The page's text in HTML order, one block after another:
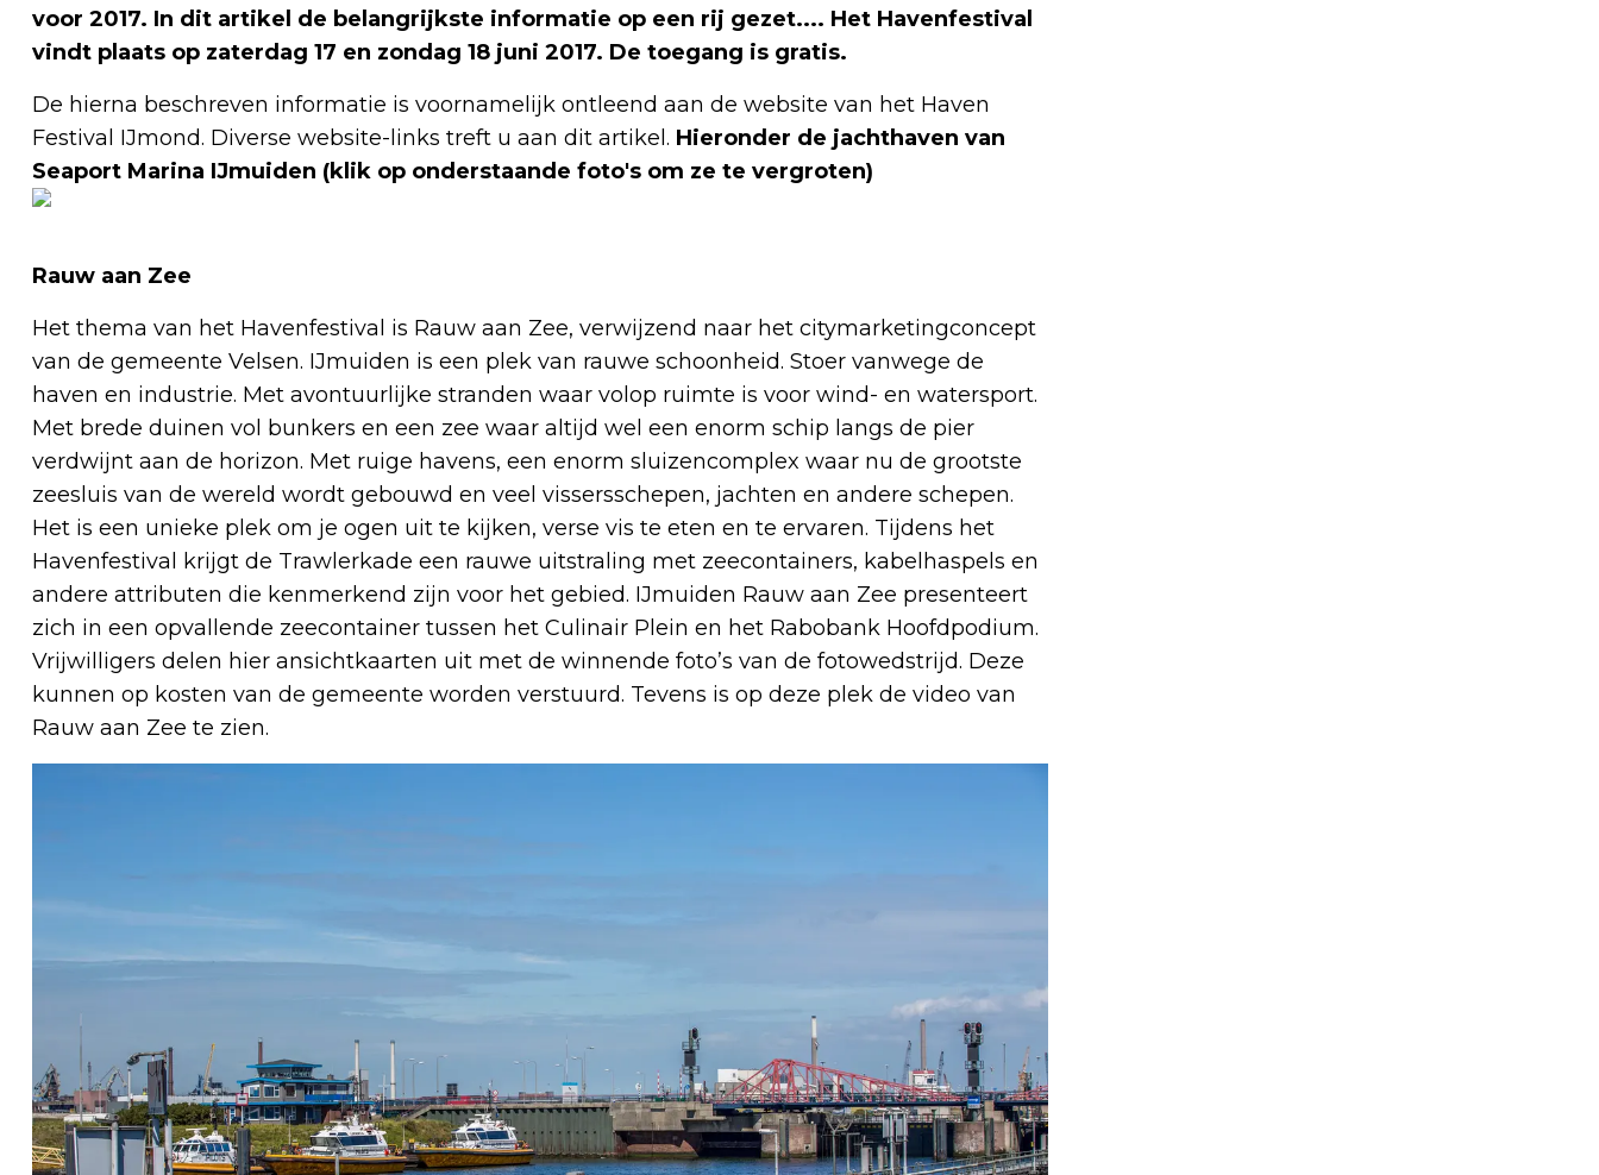
voor 2017. In dit artikel de belangrijkste informatie op een rij gezet.... Het Havenfestival
vindt plaats op zaterdag 17 en zondag 18 juni 2017. De toegang is gratis.
De hierna beschreven informatie is voornamelijk ontleend aan de website van het Haven
Festival IJmond. Diverse website-links treft u aan dit artikel. Hieronder de jachthaven van
Seaport Marina IJmuiden (klik op onderstaande foto's om ze te vergroten)
Rauw aan Zee
Het thema van het Havenfestival is Rauw aan Zee, verwijzend naar het citymarketingconcept
van de gemeente Velsen. IJmuiden is een plek van rauwe schoonheid. Stoer vanwege de
haven en industrie. Met avontuurlijke stranden waar volop ruimte is voor wind- en watersport.
Met brede duinen vol bunkers en een zee waar altijd wel een enorm schip langs de pier
verdwijnt aan de horizon. Met ruige havens, een enorm sluizencomplex waar nu de grootste
zeesluis van de wereld wordt gebouwd en veel vissersschepen, jachten en andere schepen.
Het is een unieke plek om je ogen uit te kijken, verse vis te eten en te ervaren. Tijdens het
Havenfestival krijgt de Trawlerkade een rauwe uitstraling met zeecontainers, kabelhaspels en
andere attributen die kenmerkend zijn voor het gebied. IJmuiden Rauw aan Zee presenteert
zich in een opvallende zeecontainer tussen het Culinair Plein en het Rabobank Hoofdpodium.
Vrijwilligers delen hier ansichtkaarten uit met de winnende foto’s van de fotowedstrijd. Deze
kunnen op kosten van de gemeente worden verstuurd. Tevens is op deze plek de video van
Rauw aan Zee te zien.